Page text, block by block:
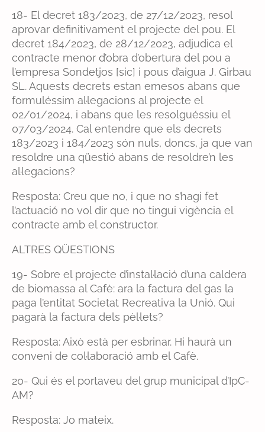
18- El decret 183/2023, de 27/12/2023, resol
aprovar definitivament el projecte del pou. El
decret 184/2023, de 28/12/2023, adjudica el
contracte menor d’obra d’obertura del pou a
l’empresa Sondetjos [sic] i pous d’aigua J. Girbau
SL. Aquests decrets estan emesos abans que
formuléssim al·legacions al projecte el
02/01/2024, i abans que les resolguéssiu el
07/03/2024. Cal entendre que els decrets
183/2023 i 184/2023 són nuls, doncs, ja que van
resoldre una qüestió abans de resoldre’n les
al·legacions?
Resposta: Creu que no, i que no s’hagi fet
l’actuació no vol dir que no tingui vigència el
contracte amb el constructor.
ALTRES QÜESTIONS
19- Sobre el projecte d’instal·lació d’una caldera
de biomassa al Cafè: ara la factura del gas la
paga l’entitat Societat Recreativa la Unió. Qui
pagarà la factura dels pèl·lets?
Resposta: Això està per esbrinar. Hi haurà un
conveni de col·laboració amb el Cafè.
20- Qui és el portaveu del grup municipal d’IpC-
AM?
Resposta: Jo mateix.